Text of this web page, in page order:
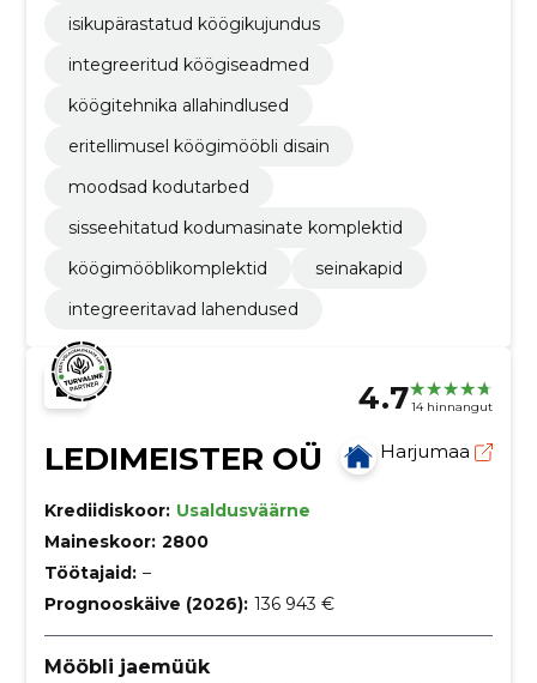
isikupärastatud köögikujundus
integreeritud köögiseadmed
köögitehnika allahindlused
eritellimusel köögimööbli disain
moodsad kodutarbed
sisseehitatud kodumasinate komplektid
köögimööblikomplektid
seinakapid
integreeritavad lahendused
4.714 hinnangut
LEDIMEISTER OÜ Harjumaa
Krediidiskoor: Usaldusväärne
Maineskoor: 2800
Töötajaid: –
Prognooskäive (2026): 136 943 €
Mööbli jaemüük